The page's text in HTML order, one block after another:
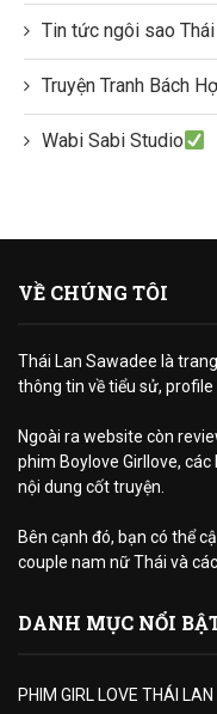
Tin tức ngôi sao
Truyện Tranh Bách
Wabi Sabi Studio
VỀ CHÚNG TÔI
Thái Lan Sawadee là
thông tin về tiểu sử,
Ngoài ra website còn
phim Boylove Girllove,
nội dung cốt truyện.
Bên cạnh đó, bạn có thể
couple nam nữ Thái và
DANH MỤC NỔI
PHIM GIRL LOVE THÁI LAN